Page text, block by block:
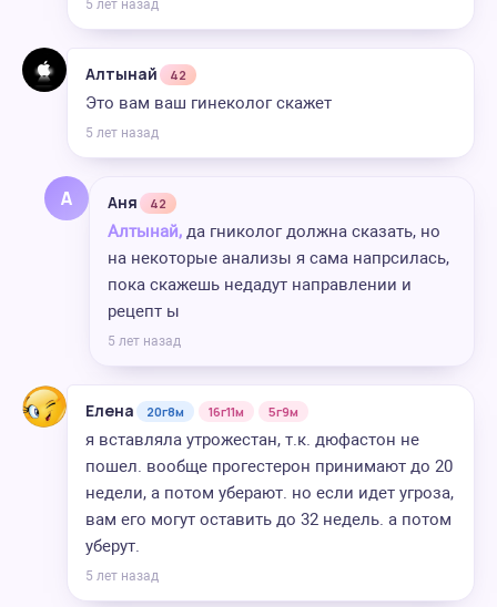
5 лет назад
Алтынай 42
Это вам ваш гинеколог скажет
5 лет назад
А Аня 42
Алтынай, да гниколог должна сказать, но
на некоторые анализы я сама напрсилась,
пока скажешь недадут направлении и
рецепт ы
5 лет назад
Елена 20г8м 16г11м 5г9м
я вставляла утрожестан, т.к. дюфастон не
пошел. вообще прогестерон принимают до 20
недели, а потом уберают. но если идет угроза,
вам его могут оставить до 32 недель. а потом
уберут.
5 лет назад